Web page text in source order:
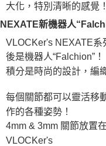
大化，特別清晰的感覺
NEXATE新機器人
VLOCKer's NEXATE系
後是機器人“Falchion”！
積分是時尚的設計，編
每個關節都可以靈活移
作的各種姿勢！
4mm & 3mm 關節放置
VLOCKer's